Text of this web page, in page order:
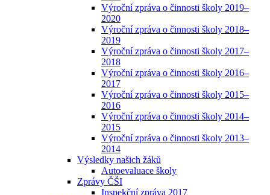
Výroční zpráva o činnosti školy 2019–
2020
Výroční zpráva o činnosti školy 2018–
2019
Výroční zpráva o činnosti školy 2017–
2018
Výroční zpráva o činnosti školy 2016–
2017
Výroční zpráva o činnosti školy 2015–
2016
Výroční zpráva o činnosti školy 2014–
2015
Výroční zpráva o činnosti školy 2013–
2014
Výsledky našich žáků
Autoevaluace školy
Zprávy ČŠI
Inspekční zpráva 2017